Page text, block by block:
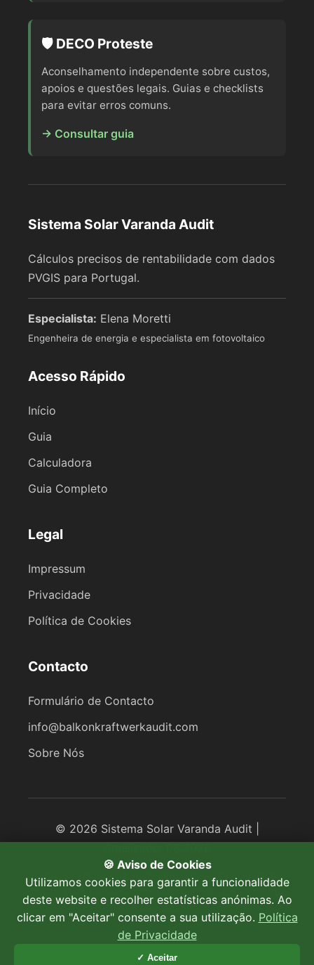
🛡️ DECO Proteste
Aconselhamento independente sobre custos,
apoios e questões legais. Guias e checklists
para evitar erros comuns.
→ Consultar guia
Sistema Solar Varanda Audit
Cálculos precisos de rentabilidade com dados
PVGIS para Portugal.
Especialista: Elena Moretti
Engenheira de energia e especialista em fotovoltaico
Acesso Rápido
Início
Guia
Calculadora
Guia Completo
Legal
Impressum
Privacidade
Política de Cookies
Contacto
Formulário de Contacto
info@balkonkraftwerkaudit.com
Sobre Nós
© 2026 Sistema Solar Varanda Audit |
Todos os cálculos são estimativas baseadas em dados
PVGIS. Para planeamento exato, consulte um eletricista
qualificado.
🍪 Aviso de Cookies
Utilizamos cookies para garantir a funcionalidade
deste website e recolher estatísticas anónimas. Ao
clicar em "Aceitar" consente a sua utilização. Política
de Privacidade
✓ Aceitar